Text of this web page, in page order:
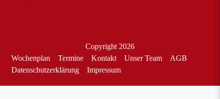
Copyright 2026
Wochenplan
Termine Kontakt Unser Team
AGB
Datenschutzerklärung
Impressum